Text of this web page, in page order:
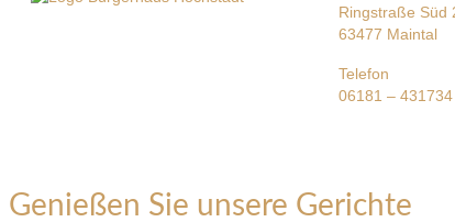
Ringstraße Süd
63477 Maintal
Telefon
06181 – 431734
Genießen Sie unsere Gerichte